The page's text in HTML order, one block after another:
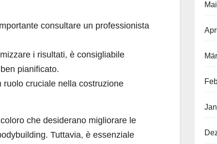
consultare un professionista
i risultati, è consigliabile
pianificato.
ruolo cruciale nella costruzione
che desiderano migliorare le
Tuttavia, è essenziale